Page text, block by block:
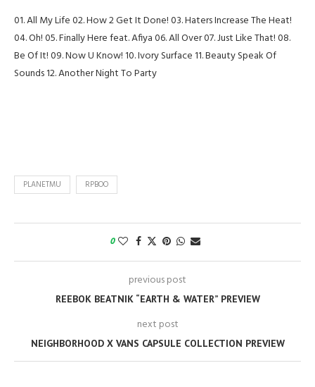
01. All My Life 02. How 2 Get It Done! 03. Haters Increase The Heat!
04. Oh! 05. Finally Here feat. Afiya 06. All Over 07. Just Like That! 08.
Be Of It! 09. Now U Know! 10. Ivory Surface 11. Beauty Speak Of
Sounds 12. Another Night To Party
PLANETMU RPBOO
0
previous post
REEBOK BEATNIK “EARTH & WATER” PREVIEW
next post
NEIGHBORHOOD X VANS CAPSULE COLLECTION PREVIEW